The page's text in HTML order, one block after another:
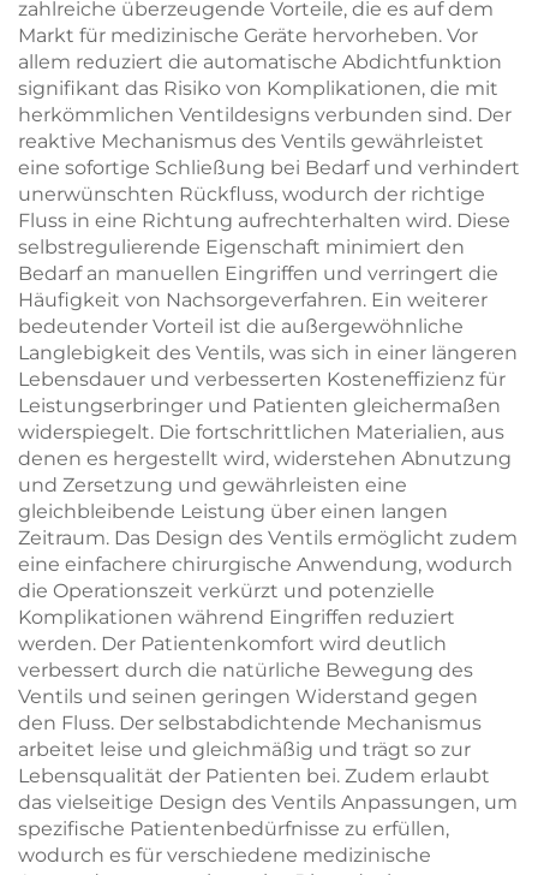
zahlreiche überzeugende Vorteile, die es auf dem
Markt für medizinische Geräte hervorheben. Vor
allem reduziert die automatische Abdichtfunktion
signifikant das Risiko von Komplikationen, die mit
herkömmlichen Ventildesigns verbunden sind. Der
reaktive Mechanismus des Ventils gewährleistet
eine sofortige Schließung bei Bedarf und verhindert
unerwünschten Rückfluss, wodurch der richtige
Fluss in eine Richtung aufrechterhalten wird. Diese
selbstregulierende Eigenschaft minimiert den
Bedarf an manuellen Eingriffen und verringert die
Häufigkeit von Nachsorgeverfahren. Ein weiterer
bedeutender Vorteil ist die außergewöhnliche
Langlebigkeit des Ventils, was sich in einer längeren
Lebensdauer und verbesserten Kosteneffizienz für
Leistungserbringer und Patienten gleichermaßen
widerspiegelt. Die fortschrittlichen Materialien, aus
denen es hergestellt wird, widerstehen Abnutzung
und Zersetzung und gewährleisten eine
gleichbleibende Leistung über einen langen
Zeitraum. Das Design des Ventils ermöglicht zudem
eine einfachere chirurgische Anwendung, wodurch
die Operationszeit verkürzt und potenzielle
Komplikationen während Eingriffen reduziert
werden. Der Patientenkomfort wird deutlich
verbessert durch die natürliche Bewegung des
Ventils und seinen geringen Widerstand gegen
den Fluss. Der selbstabdichtende Mechanismus
arbeitet leise und gleichmäßig und trägt so zur
Lebensqualität der Patienten bei. Zudem erlaubt
das vielseitige Design des Ventils Anpassungen, um
spezifische Patientenbedürfnisse zu erfüllen,
wodurch es für verschiedene medizinische